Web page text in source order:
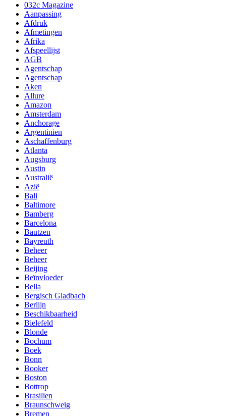
032c Magazine
Aanpassing
Afdruk
Afmetingen
Afrika
Afspeellijst
AGB
Agentschap
Agentschap
Aken
Allure
Amazon
Amsterdam
Anchorage
Argentinien
Aschaffenburg
Atlanta
Augsburg
Austin
Australië
Azië
Bali
Baltimore
Bamberg
Barcelona
Bautzen
Bayreuth
Beheer
Beheer
Beijing
Beïnvloeder
Bella
Bergisch Gladbach
Berlijn
Beschikbaarheid
Bielefeld
Blonde
Bochum
Boek
Bonn
Booker
Boston
Bottrop
Brasilien
Braunschweig
Bremen